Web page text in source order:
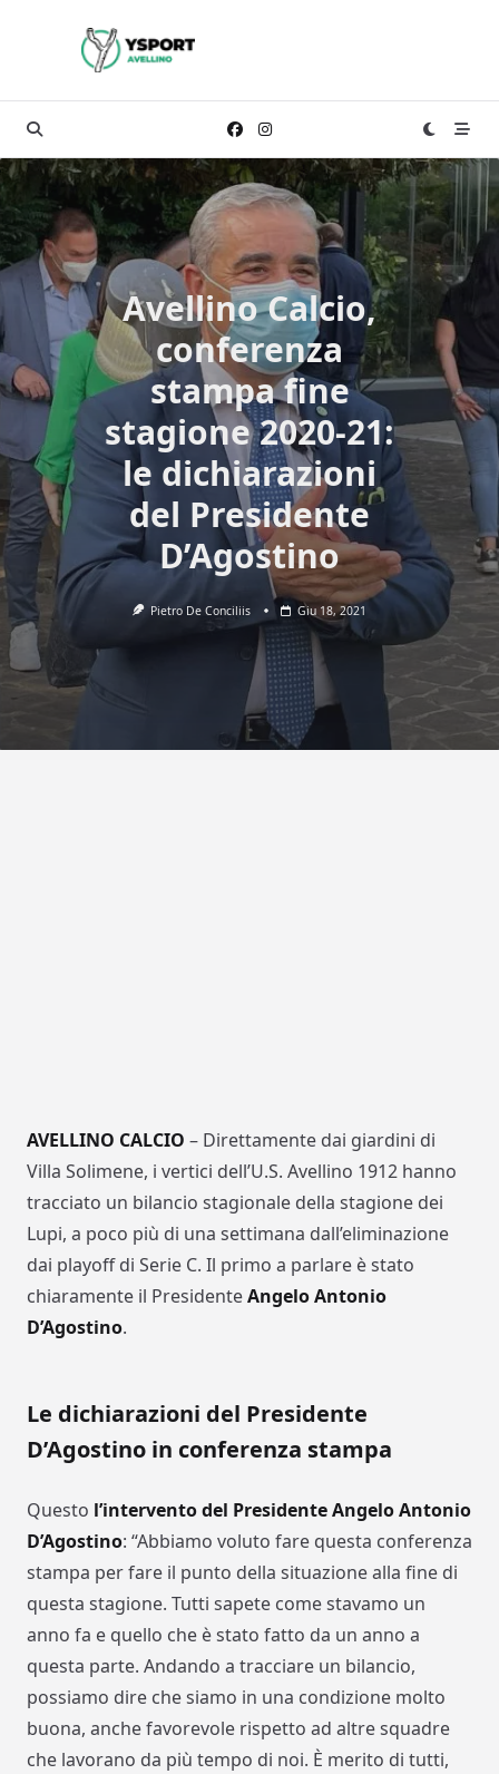
Avellino Calcio,
conferenza
stampa fine
stagione 2020-21:
le dichiarazioni
del Presidente
D’Agostino
Pietro De Conciliis Giu 18, 2021
AVELLINO CALCIO – Direttamente dai giardini di
Villa Solimene, i vertici dell’U.S. Avellino 1912 hanno
tracciato un bilancio stagionale della stagione dei
Lupi, a poco più di una settimana dall’eliminazione
dai playoff di Serie C. Il primo a parlare è stato
chiaramente il PresidenteAngelo Antonio
D’Agostino.
Le dichiarazioni del Presidente
D’Agostino in conferenza stampa
Questo l’intervento del Presidente Angelo Antonio
D’Agostino: “Abbiamo voluto fare questa conferenza
stampa per fare il punto della situazione alla fine di
questa stagione. Tutti sapete come stavamo un
anno fa e quello che è stato fatto da un anno a
questa parte. Andando a tracciare un bilancio,
possiamo dire che siamo in una condizione molto
buona, anche favorevole rispetto ad altre squadre
che lavorano da più tempo di noi. È merito di tutti,